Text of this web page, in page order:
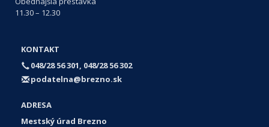
11.30 – 12.30
KONTAKT
048/28 56 301, 048/28 56 302
podatelna@brezno.sk
ADRESA
Mestský úrad Brezno